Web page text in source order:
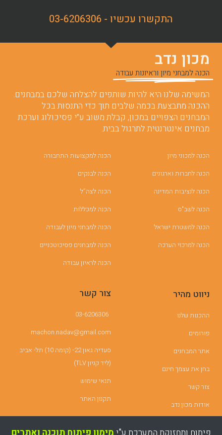
התקשרו עכשיו - 03-6206306
מכון נדב
הכנה למבחני מיון וראיונות עבודה
המשימה שלנו היא להיות שותפים להצלחה שלכם במבחנים.
ההכנה מתבצעת בכמה שלבים תוך כדי התנסות בכל
המבחנים הצפויים במכון, קבלת משוב ע”י פסיכולוג וערכת
מבחנים אינטרנטית לתרגול בבית.
הכנה למכוני מיון
הכנה לחברות וארגונים
הכנה לנציבות המדינה
הכנה לשב"ס
הכנה למשטרת ישראל
הכנה למרכזי הערכה
הכנה למקצועות התחבורה
הכנה לבנקים
הכנה לצה”ל
הכנה למכללות
הכנה למבחני מיון לעבודה
הכנה למבחנים פסיכוטכניים
הכנה לראיון עבודה
ניווט מהיר
ההכנות שלנו
פורומים
אתר המבחנים
בחן את עצמך חינם
צור קשר
אודות מכון נדב
צור קשר
03-6206306
machon.nadav@gmail.com
סעדיה גאון 22- (קומה 10) תל- אביב
(ליד קניון TLV)
תנאי שימוש
תקנון האתר